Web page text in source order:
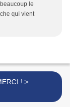
le
qui vient
MERCI ! >